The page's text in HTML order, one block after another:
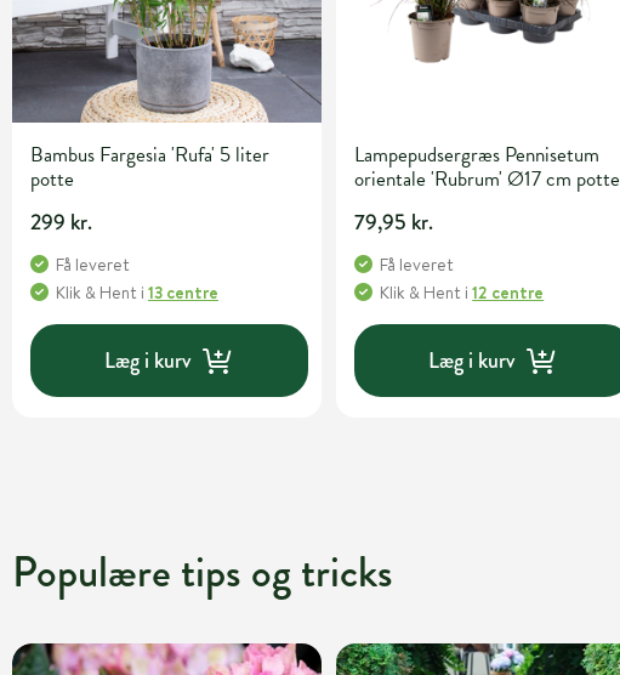
Bambus Fargesia 'Rufa' 5 liter
potte
299 kr.
Få leveret
Klik & Hent i 13 centre
Læg i kurv
Lampepudsergræs Pennisetum
orientale 'Rubrum' Ø17 cm potte
79,95 kr.
Få leveret
Klik & Hent i12 centre
Læg i kurv
Populære tips og tricks